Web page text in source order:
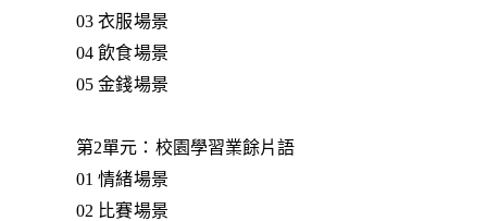
03 衣服場景
04 飲食場景
05 金錢場景
第2單元：校園學習業餘片語
01 情緒場景
02 比賽場景